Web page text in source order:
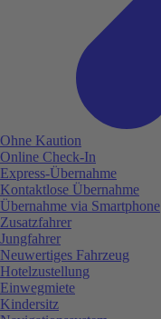
Ohne Kaution
Online Check-In
Express-Übernahme
Kontaktlose Übernahme
Übernahme via Smartphone
Zusatzfahrer
Jungfahrer
Neuwertiges Fahrzeug
Hotelzustellung
Einwegmiete
Kindersitz